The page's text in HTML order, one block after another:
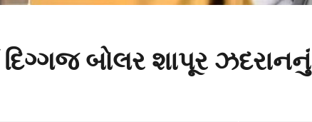
બોલર શાપૂર ઝદરાનનું